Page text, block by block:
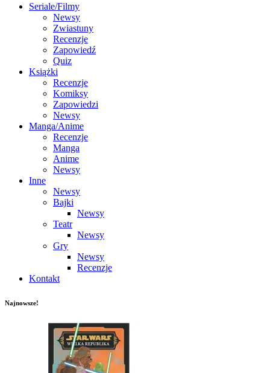
Seriale/Filmy
Newsy
Zwiastuny
Recenzje
Zapowiedź
Quiz
Książki
Recenzje
Komiksy
Zapowiedzi
Newsy
Manga/Anime
Recenzje
Manga
Anime
Newsy
Inne
Newsy
Bajki
Newsy
Teatr
Newsy
Gry
Newsy
Recenzje
Kontakt
Najnowsze!